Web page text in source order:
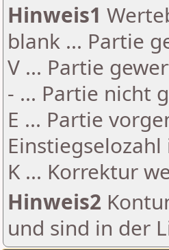
Hinweis1
blank ... Partie
V ... Partie
- ... Partie nicht
E ... Partie
K ... Korrektur
Hinweis2
und sind in der